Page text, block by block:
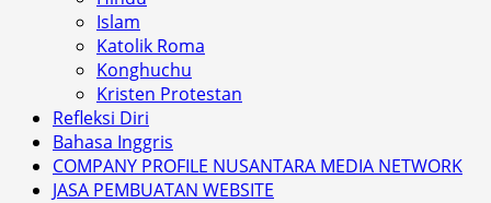
Islam
Katolik Roma
Konghuchu
Kristen Protestan
Refleksi Diri
Bahasa Inggris
COMPANY PROFILE NUSANTARA MEDIA NETWORK
JASA PEMBUATAN WEBSITE